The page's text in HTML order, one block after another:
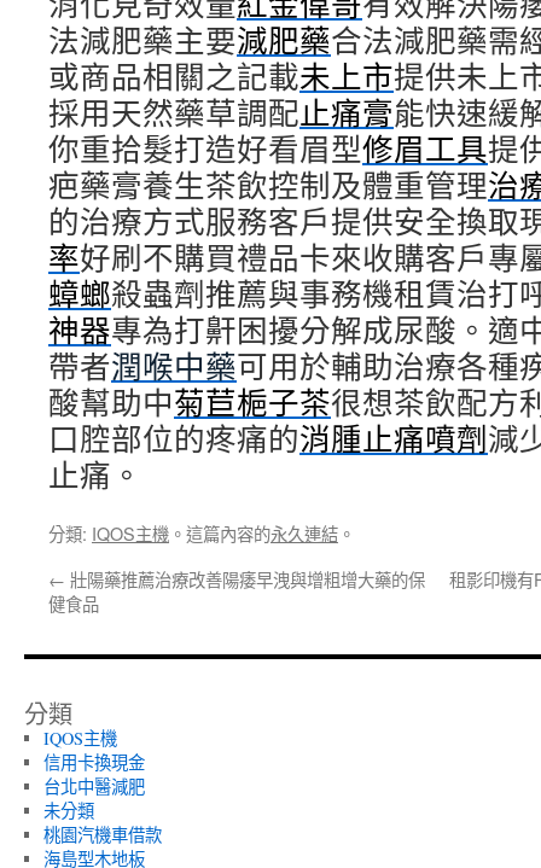
法減肥藥主要減肥藥合法減肥藥需
或商品相關之記載未上市提供未上
採用天然藥草調配止痛膏能快速緩
你重拾髮打造好看眉型修眉工具提
疤藥膏養生茶飲控制及體重管理治
的治療方式服務客戶提供安全換取
率好刷不購買禮品卡來收購客戶專
蟑螂殺蟲劑推薦與事務機租賃治打
神器專為打鼾困擾分解成尿酸。適
帶者潤喉中藥可用於輔助治療各種
酸幫助中菊苣梔子茶很想茶飲配方
口腔部位的疼痛的消腫止痛噴劑減
止痛。
分類: IQOS主機 。這篇內容的永久連結 。
← 壯陽藥推薦治療改善陽痿早洩與增粗增大藥的保
健食品
租影印機有
分類
IQOS主機
信用卡換現金
台北中醫減肥
未分類
桃園汽機車借款
海島型木地板